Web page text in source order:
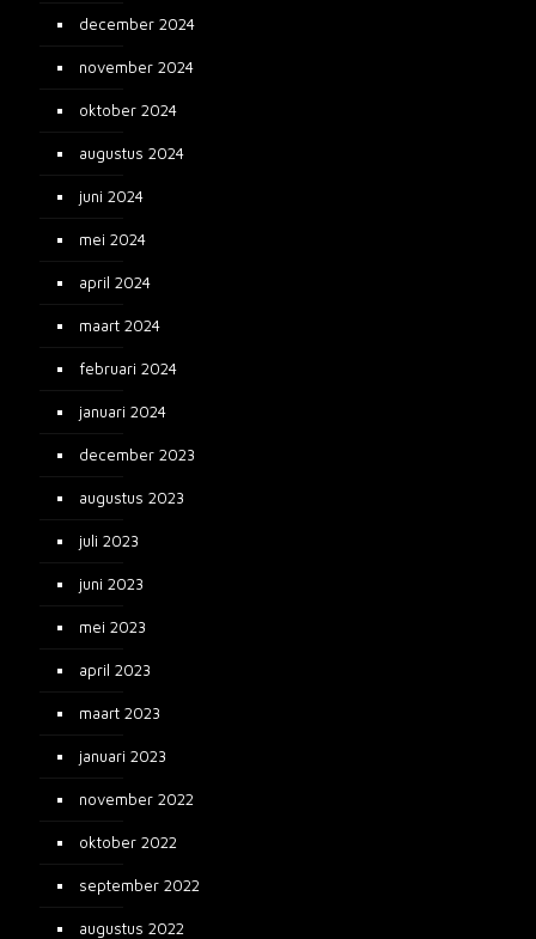
december 2024
november 2024
oktober 2024
augustus 2024
juni 2024
mei 2024
april 2024
maart 2024
februari 2024
januari 2024
december 2023
augustus 2023
juli 2023
juni 2023
mei 2023
april 2023
maart 2023
januari 2023
november 2022
oktober 2022
september 2022
augustus 2022